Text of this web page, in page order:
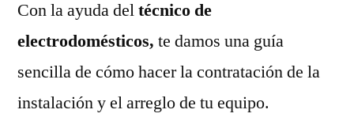
Con la ayuda deltécnico de
electrodomésticos, te damos una guía
sencilla de cómo hacer la contratación de la
instalación y el arreglo de tu equipo.